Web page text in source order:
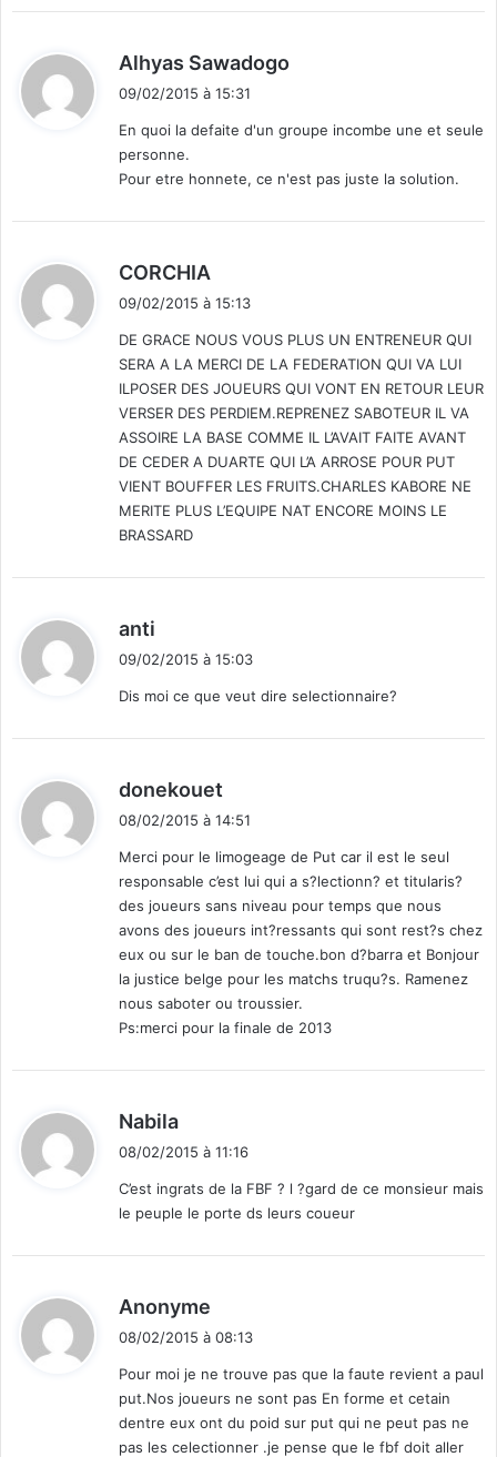
Alhyas Sawadogo
09/02/2015 à 15:31
En quoi la defaite d'un groupe incombe une et seule
personne.
Pour etre honnete, ce n'est pas juste la solution.
CORCHIA
:
09/02/2015 à 15:13
DE GRACE NOUS VOUS PLUS UN ENTRENEUR QUI
SERA A LA MERCI DE LA FEDERATION QUI VA LUI
ILPOSER DES JOUEURS QUI VONT EN RETOUR LEUR
VERSER DES PERDIEM.REPRENEZ SABOTEUR IL VA
ASSOIRE LA BASE COMME IL L’AVAIT FAITE AVANT
DE CEDER A DUARTE QUI L’A ARROSE POUR PUT
VIENT BOUFFER LES FRUITS.CHARLES KABORE NE
MERITE PLUS L’EQUIPE NAT ENCORE MOINS LE
BRASSARD
anti
09/02/2015 à 15:03
Dis moi ce que veut dire selectionnaire?
donekouet
:
08/02/2015 à 14:51
Merci pour le limogeage de Put car il est le seul
responsable c’est lui qui a s?lectionn? et titularis?
des joueurs sans niveau pour temps que nous
avons des joueurs int?ressants qui sont rest?s chez
eux ou sur le ban de touche.bon d?barra et Bonjour
la justice belge pour les matchs truqu?s. Ramenez
nous saboter ou troussier.
Ps:merci pour la finale de 2013
Nabila
:
08/02/2015 à 11:16
C’est ingrats de la FBF ? l ?gard de ce monsieur mais
le peuple le porte ds leurs coueur
Anonyme
:
08/02/2015 à 08:13
Pour moi je ne trouve pas que la faute revient a paul
put.Nos joueurs ne sont pas En forme et cetain
dentre eux ont du poid sur put qui ne peut pas ne
pas les celectionner .je pense que le fbf doit aller